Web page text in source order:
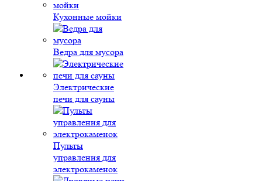
Кухонные мойки
Ведра для мусора
Электрические
печи для сауны
Пульты
управления для
электрокаменок